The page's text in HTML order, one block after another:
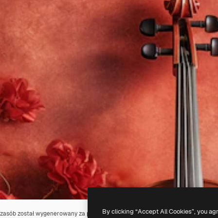
został wygenerowany za pomocą AI. Możesz stworzyć własne zasoby,
By clicking “Accept All Cookies”, you